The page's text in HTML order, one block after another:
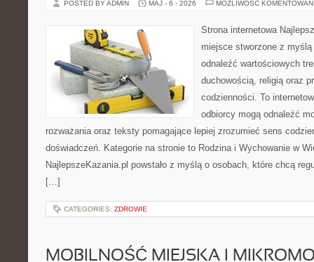
POSTED BY ADMIN MAJ - 6 - 2026 MOŻLIWOŚĆ
Strona internetowa
miejsce stworzone z
odnaleźć wartościowych
duchowością, religią oraz
codzienności. To
odbiorcy mogą odnaleźć
rozważania oraz teksty pomagające lepiej zrozumieć sens
doświadczeń. Kategorie na stronie to Rodzina i Wychowanie w
NajlepszeKazania.pl powstało z myślą o osobach, które chcą
[…]
CATEGORIES: ZDROWIE
MOBILNOŚĆ MIEJSKA I